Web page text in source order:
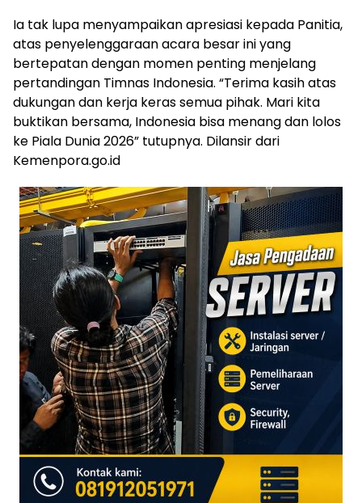
Ia tak lupa menyampaikan apresiasi kepada Panitia,
atas penyelenggaraan acara besar ini yang
bertepatan dengan momen penting menjelang
pertandingan Timnas Indonesia. “Terima kasih atas
dukungan dan kerja keras semua pihak. Mari kita
buktikan bersama, Indonesia bisa menang dan lolos
ke Piala Dunia 2026” tutupnya. Dilansir dari
Kemenpora.go.id